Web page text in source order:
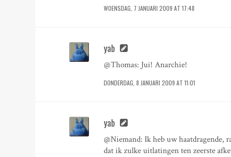
WOENSDAG, 7 JANUARI 2009 AT 17:48
yab
@Thomas: Jui! Anarchie!
DONDERDAG, 8 JANUARI 2009 AT 11:01
yab
@Niemand: Ik heb uw haatdragende,
dat ik zulke uitlatingen ten zeerste